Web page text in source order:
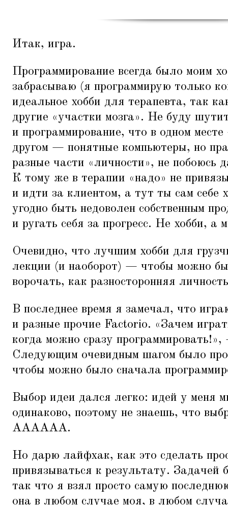
Итак, игра.
Программирование всегда было моим
забрасываю (я программирую только
идеальное хобби для терапевта, так
другие «участки мозга». Не буду
и программирование, что в одном
другом — понятные компьютеры, но
разные части «личности», не побоюсь
К тому же в терапии «надо» не
и идти за клиентом, а тут ты сам себе
угодно быть недоволен собственным
и ругать себя за прогресс. Не хобби, а
Очевидно, что лучшим хобби для
лекции (и наоборот) — чтобы можно
ворочать, как разносторонняя
В последнее время я замечал, что
и разные прочие Factorio. «Зачем
когда можно сразу
Следующим очевидным шагом было
чтобы можно было сначала
Выбор идеи дался легко: идей у меня
одинаково, поэтому не знаешь, что
АААААА.
Но дарю лайфхак, как это сделать
привязываться к результату. Задачей
так что я взял просто самую
она в любом случае моя, в любом